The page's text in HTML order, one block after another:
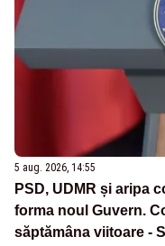
5 aug. 2026, 14:55
PSD, UDMR și aripa
forma noul Guvern.
săptămâna viitoare -